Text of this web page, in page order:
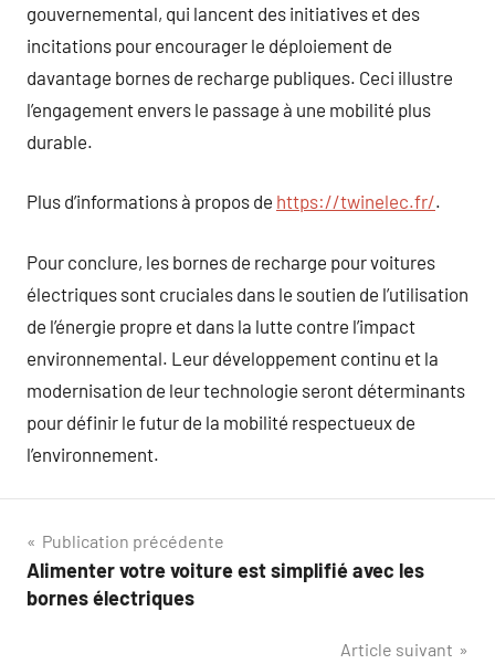
gouvernemental, qui lancent des initiatives et des
incitations pour encourager le déploiement de
davantage bornes de recharge publiques. Ceci illustre
l’engagement envers le passage à une mobilité plus
durable.
Plus d’informations à propos de https://twinelec.fr/.
Pour conclure, les bornes de recharge pour voitures
électriques sont cruciales dans le soutien de l’utilisation
de l’énergie propre et dans la lutte contre l’impact
environnemental. Leur développement continu et la
modernisation de leur technologie seront déterminants
pour définir le futur de la mobilité respectueux de
l’environnement.
Navigation
de
Publication précédente
Alimenter votre voiture est simplifié avec les
bornes électriques
Article suivant